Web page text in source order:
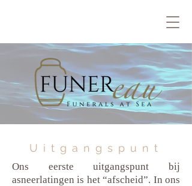
Uitgangspunt
Ons eerste uitgangspunt bij
asneerlatingen is het “afscheid”. In ons